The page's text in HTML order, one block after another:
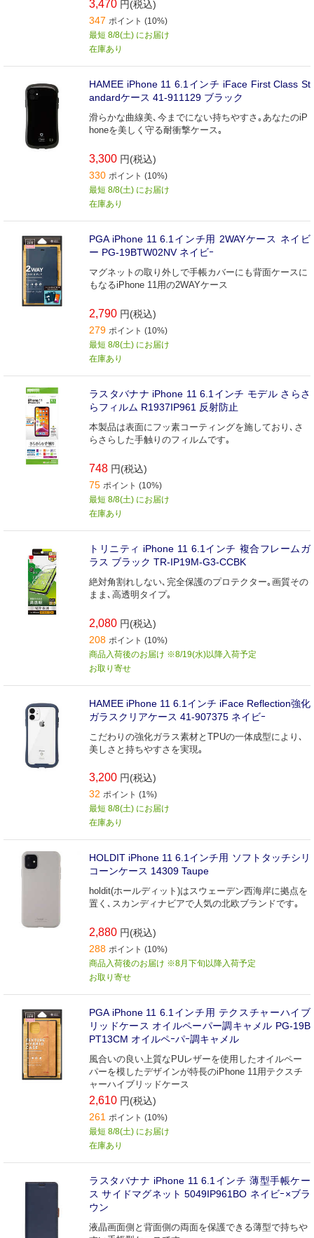
3,470 円(税込)
347 ポイント (10%)
最短 8/8(土) にお届け
在庫あり
HAMEE iPhone 11 6.1インチ iFace First Class St
andardケース 41-911129 ブラック
滑らかな曲線美､今までにない持ちやすさ｡あなたのiP
honeを美しく守る耐衝撃ケース｡
3,300 円(税込)
330 ポイント (10%)
最短 8/8(土) にお届け
在庫あり
PGA iPhone 11 6.1インチ用 2WAYケース ネイビ
ー PG-19BTW02NV ネイビｰ
マグネットの取り外しで手帳カバーにも背面ケースに
もなるiPhone 11用の2WAYケース
2,790 円(税込)
279 ポイント (10%)
最短 8/8(土) にお届け
在庫あり
ラスタバナナ iPhone 11 6.1インチ モデル さらさ
らフィルム R1937IP961 反射防止
本製品は表面にフッ素コーティングを施しており､さ
らさらした手触りのフィルムです｡
748 円(税込)
75 ポイント (10%)
最短 8/8(土) にお届け
在庫あり
トリニティ iPhone 11 6.1インチ 複合フレームガ
ラス ブラック TR-IP19M-G3-CCBK
絶対角割れしない､完全保護のプロテクター｡画質その
まま､高透明タイプ｡
2,080 円(税込)
208 ポイント (10%)
商品入荷後のお届け ※8/19(水)以降入荷予定
お取り寄せ
HAMEE iPhone 11 6.1インチ iFace Reflection強化
ガラスクリアケース 41-907375 ネイビｰ
こだわりの強化ガラス素材とTPUの一体成型により､
美しさと持ちやすさを実現｡
3,200 円(税込)
32 ポイント (1%)
最短 8/8(土) にお届け
在庫あり
HOLDIT iPhone 11 6.1インチ用 ソフトタッチシリ
コーンケース 14309 Taupe
holdit(ホールディット)はスウェーデン西海岸に拠点を
置く､スカンディナビアで人気の北欧ブランドです｡
2,880 円(税込)
288 ポイント (10%)
商品入荷後のお届け ※8月下旬以降入荷予定
お取り寄せ
PGA iPhone 11 6.1インチ用 テクスチャーハイブ
リッドケース オイルペーパー調キャメル PG-19B
PT13CM オイルペｰパｰ調キャメル
風合いの良い上質なPUレザーを使用したオイルペー
パーを模したデザインが特長のiPhone 11用テクスチ
ャーハイブリッドケース
2,610 円(税込)
261 ポイント (10%)
最短 8/8(土) にお届け
在庫あり
ラスタバナナ iPhone 11 6.1インチ 薄型手帳ケー
ス サイドマグネット 5049IP961BO ネイビｰ×ブラ
ウン
液晶画面側と背面側の両面を保護できる薄型で持ちや